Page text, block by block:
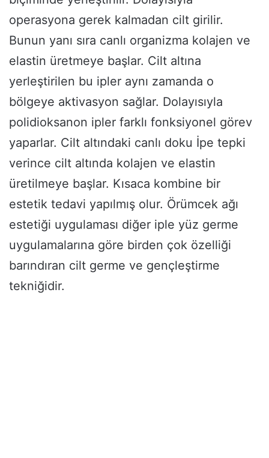
operasyona gerek kalmadan cilt girilir.
Bunun yanı sıra canlı organizma kolajen ve
elastin üretmeye başlar. Cilt altına
yerleştirilen bu ipler aynı zamanda o
bölgeye aktivasyon sağlar. Dolayısıyla
polidioksanon ipler farklı fonksiyonel görev
yaparlar. Cilt altındaki canlı doku İpe tepki
verince cilt altında kolajen ve elastin
üretilmeye başlar. Kısaca kombine bir
estetik tedavi yapılmış olur. Örümcek ağı
estetiği uygulaması diğer iple yüz germe
uygulamalarına göre birden çok özelliği
barındıran cilt germe ve gençleştirme
tekniğidir.